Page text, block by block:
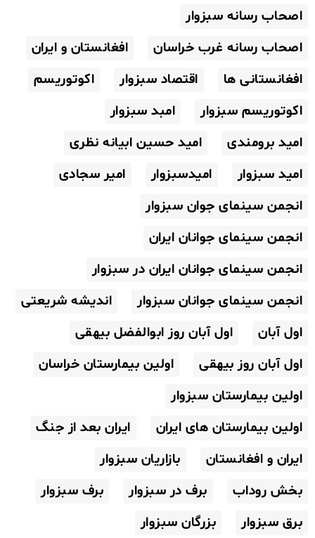
اصحاب رسانه سبزوار
اصحاب رسانه غرب خراسان
افغانستان و ایران
افغانستانی ها
اقتصاد سبزوار
اکوتوریسم
اکوتوریسم سبزوار
امبد سبزوار
امید برومندی
امید حسین ابیانه نظری
امید سبزوار
امیدسبزوار
امیر سجادی
انجمن سینمای جوان سبزوار
انجمن سینمای جوانان ایران
انجمن سینمای جوانان ایران در سبزوار
انجمن سینمای جوانان سبزوار
اندیشه شریعتی
اول آبان
اول آبان روز ابوالفضل بیهقی
اول آبان روز بیهقی
اولین بیمارستان خراسان
اولین بیمارستان سبزوار
اولین بیمارستان های ایران
ایران بعد از جنگ
ایران و افغانستان
بازاریان سبزوار
بخش روداب
برف در سبزوار
برف سبزوار
برق سبزوار
بزرگان سبزوار